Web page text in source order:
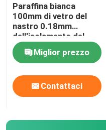
Paraffina bianca
100mm di vetro del
nastro 0.18mm
dell'isolamento del
panno della tela
Miglior prezzo
Contattaci